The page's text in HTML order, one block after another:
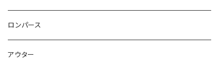
ニット
ロンパース
ロンパース
アウター